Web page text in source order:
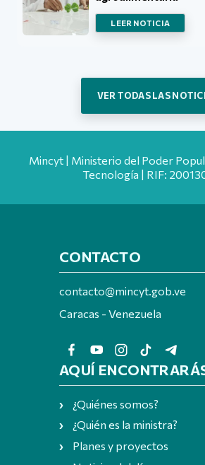
LEER NOTICIA
VER TODAS LAS
Mincyt | Ministerio del Poder
Tecnología | RIF:
CONTACTO
contacto@mincyt.gob.ve
Caracas - Venezuela
AQUÍ
¿Quiénes somos?
¿Quién es la ministra?
Planes y proyectos